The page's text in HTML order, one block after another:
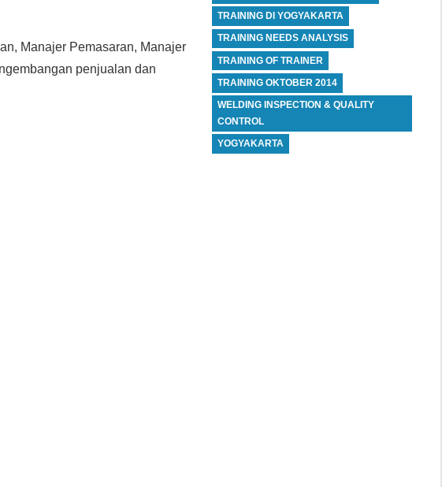
Manajer Pemasaran, Manajer
penjualan dan
TRAINING DI YOGYAKARTA
TRAINING NEEDS ANALYSIS
TRAINING OF TRAINER
TRAINING OKTOBER 2014
WELDING INSPECTION & QUALITY
CONTROL
YOGYAKARTA